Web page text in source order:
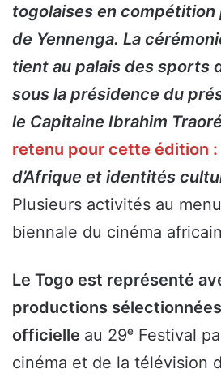
togolaises en compétition
de Yennenga. La
tient au palais des sports
sous la présidence du
le Capitaine Ibrahim
retenu pour cette édition :
d’Afrique et identités
Plusieurs activités au
biennale du cinéma
Le Togo est représenté
productions
officielle au 29ᵉ Festival
cinéma et de la télévision